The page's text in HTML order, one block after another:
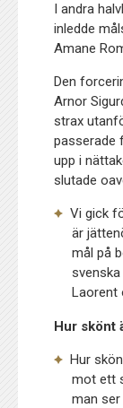
I andra
inledde
Amane
Den
Arnor
strax
passerade
upp i
slutade
Vi gick
är
mål på
Laorent
Hur skönt
Hur
mot ett
man